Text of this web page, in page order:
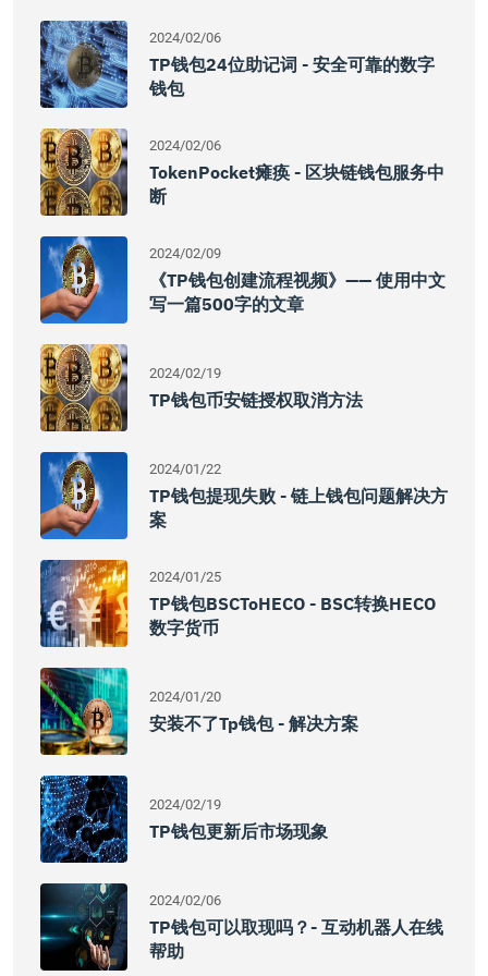
2024/02/06
TP钱包24位助记词 - 安全可靠的数字
钱包
2024/02/06
TokenPocket瘫痪 - 区块链钱包服务中
断
2024/02/09
《TP钱包创建流程视频》—— 使用中文
写一篇500字的文章
2024/02/19
TP钱包币安链授权取消方法
2024/01/22
TP钱包提现失败 - 链上钱包问题解决方
案
2024/01/25
TP钱包BSCToHECO - BSC转换HECO
数字货币
2024/01/20
安装不了tp钱包 - 解决方案
2024/02/19
TP钱包更新后市场现象
2024/02/06
TP钱包可以取现吗？- 互动机器人在线
帮助